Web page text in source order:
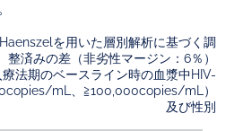
を用いた層別解析に基づく調
整済みの差（非劣性マージン：6％）
法期のベースライン時の血漿中HIV-
mL、≧100,000copies/mL）
及び性別